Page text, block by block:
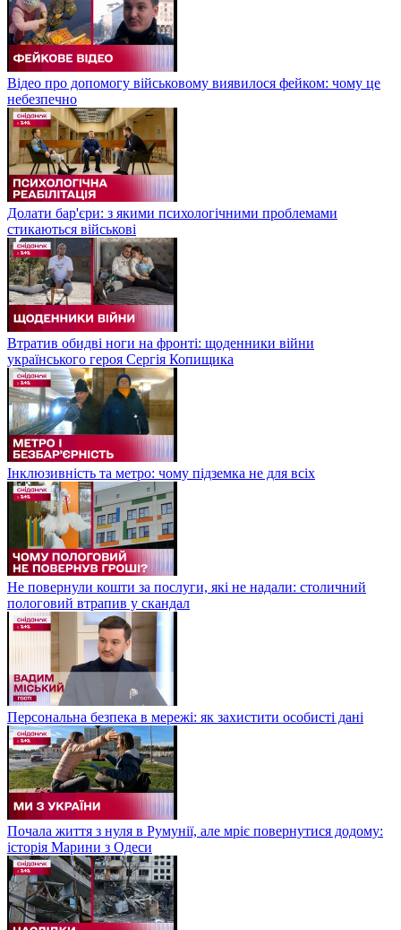
Відео про допомогу військовому виявилося фейком: чому це
небезпечно
Долати бар'єри: з якими психологічними проблемами
стикаються військові
Втратив обидві ноги на фронті: щоденники війни
українського героя Сергія Копищика
Інклюзивність та метро: чому підземка не для всіх
Не повернули кошти за послуги, які не надали: столичний
пологовий втрапив у скандал
Персональна безпека в мережі: як захистити особисті дані
Почала життя з нуля в Румунії, але мріє повернутися додому:
історія Марини з Одеси